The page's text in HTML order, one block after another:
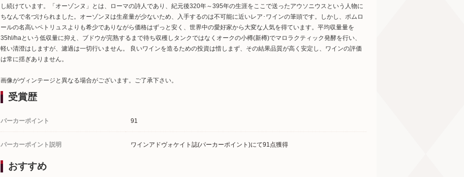
し続けています。「オーゾンヌ」とは、ローマの詩人であり、紀元後320年～395年の生涯をここで送ったアウソニウスという人物に
ちなんで名づけられました。オーゾンヌは生産量が少ないため、入手するのは不可能に近いレア･ワインの筆頭です。しかし、ポムロ
ールの名高いペトリュスよりも希少でありながら価格はずっと安く、世界中の愛好家から大変な人気を得ています。平均収量量を
35hl/haという低収量に抑え、ブドウが完熟するまで待ち収穫しタンクではなくオークの小樽(新樽)でマロラクティック発酵を行い、
軽い清澄はしますが、濾過は一切行いません。 良いワインを造るための投資は惜しまず、その結果品質が高く安定し、ワインの評価
は常に揺ぎありません。
画像がヴィンテージと異なる場合がございます。ご了承下さい。
受賞歴
パーカーポイント 91
パーカーポイント説明 ワインアドヴォケイト誌(パーカーポイント)にて91点獲得
おすすめ